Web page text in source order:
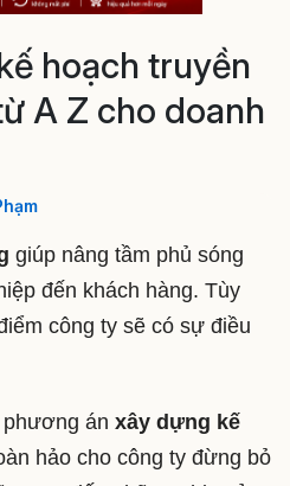
hoạch truyền
A Z cho doanh
giúp nâng tầm phủ sóng
đến khách hàng. Tùy
công ty sẽ có sự điều
án xây dựng kế
hảo cho công ty đừng bỏ